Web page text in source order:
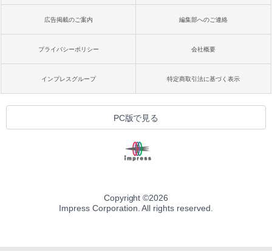
広告掲載のご案内 編集部へのご連絡
プライバシーポリシー 会社概要
インプレスグループ 特定商取引法に基づく表示
PC版で見る
Copyright ©2026
Impress Corporation. All rights reserved.